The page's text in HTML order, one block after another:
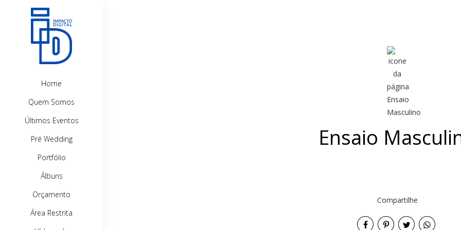
Home
Quem Somos
Últimos Eventos
Pré Wedding
Portfólio
Álbuns
Orçamento
Área Restrita
Ensaio
Compartilhe